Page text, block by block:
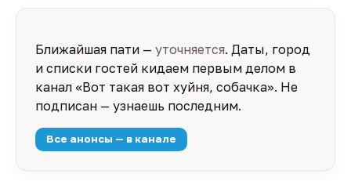
Ближайшая пати — уточняется. Даты, город
и списки гостей кидаем первым делом в
канал «Вот такая вот хуйня, собачка». Не
подписан — узнаешь последним.
Все анонсы — в канале